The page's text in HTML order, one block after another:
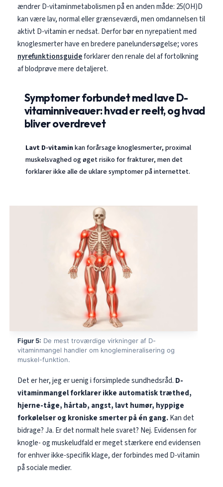
ændrer D-vitaminmetabolismen på en anden måde: 25(OH)D
kan være lav, normal eller grænseværdi, men omdannelsen til
aktivt D-vitamin er nedsat. Derfor bør en nyrepatient med
knoglesmerter have en bredere panelundersøgelse; vores
nyrefunktionsguideforklarer den renale del af fortolkning
af blodprøve mere detaljeret.
Symptomer forbundet med lave D-
vitaminniveauer: hvad er reelt, og hvad
bliver overdrevet
Lavt D-vitamin kan forårsage knoglesmerter, proximal
muskelsvaghed og øget risiko for frakturer, men det
forklarer ikke alle de uklare symptomer på internettet.
Figur 5: De mest troværdige virkninger af D-
vitaminmangel handler om knoglemineralisering og
muskel-funktion.
Det er her, jeg er uenig i forsimplede sundhedsråd. D-
vitaminmangel forklarer ikke automatisk træthed,
hjerne-tåge, hårtab, angst, lavt humør, hyppige
forkølelser og kroniske smerter på én gang.Kan det
bidrage? Ja. Er det normalt hele svaret? Nej. Evidensen for
knogle- og muskeludfald er meget stærkere end evidensen
for enhver ikke-specifik klage, der forbindes med D-vitamin
på sociale medier.